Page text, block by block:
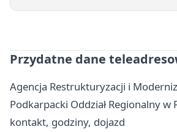
Przydatne dane
Agencja Restrukturyzacji i
Podkarpacki Oddział Regionalny w
kontakt, godziny, dojazd